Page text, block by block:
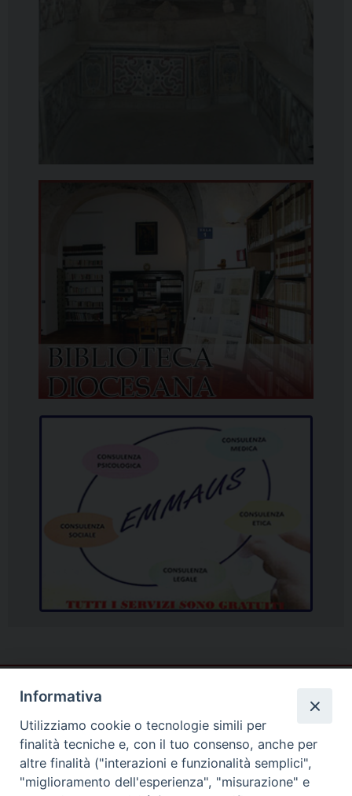
Informativa
Utilizziamo cookie o tecnologie simili per
finalità tecniche e, con il tuo consenso, anche per
altre finalità ("interazioni e funzionalità semplici",
"miglioramento dell'esperienza", "misurazione" e